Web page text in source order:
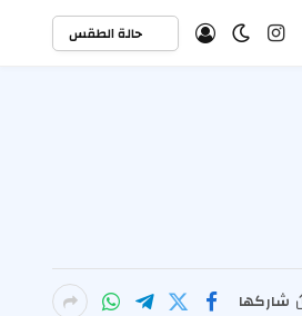
الانستغرام حالة الطقس
شاركها